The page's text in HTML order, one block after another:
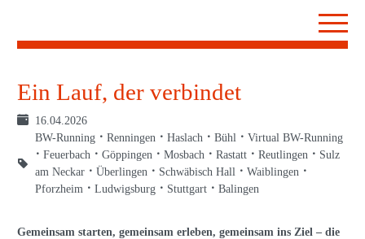
Ein Lauf, der verbindet
16.04.2026
BW-Running
Renningen Haslach Bühl
Virtual BW-Running
Feuerbach
Göppingen Mosbach Rastatt Reutlingen
Sulz
am Neckar
Überlingen Schwäbisch Hall
Waiblingen
Pforzheim
Ludwigsburg Stuttgart Balingen
Gemeinsam starten, gemeinsam erleben, gemeinsam ins Ziel – die